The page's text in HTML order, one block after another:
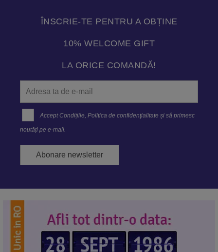
ÎNSCRIE-TE PENTRU A OBȚINE
10% WELCOME GIFT
LA ORICE COMANDĂ!
Accept Condițiile ,Politica de confidenţialitate și să primesc
noutăți pe e-mail.
Abonare newsletter